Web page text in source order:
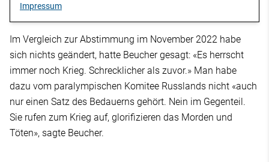
Impressum
Im Vergleich zur Abstimmung im November 2022 habe
sich nichts geändert, hatte Beucher gesagt: «Es herrscht
immer noch Krieg. Schrecklicher als zuvor.» Man habe
dazu vom paralympischen Komitee Russlands nicht «auch
nur einen Satz des Bedauerns gehört. Nein im Gegenteil.
Sie rufen zum Krieg auf, glorifizieren das Morden und
Töten», sagte Beucher.